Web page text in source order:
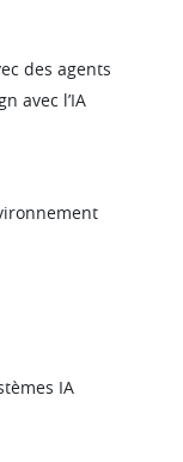
des agents
avec l’IA
IA